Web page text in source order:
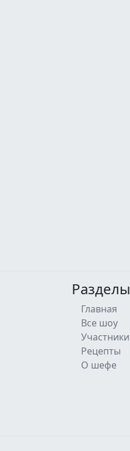
Разделы
Главная
Все шоу
Участники
Рецепты
О шефе